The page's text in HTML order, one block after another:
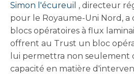
Simon l'écureuil , directeur
pour le Royaume-Uni Nord, a
blocs opératoires à flux
offrent au Trust un bloc
lui permettra non seulement
capacité en matière